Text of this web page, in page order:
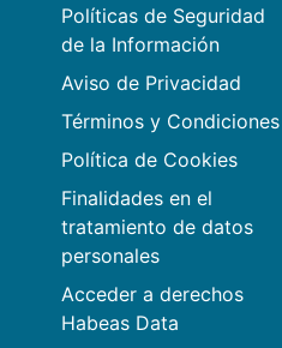
Políticas de Seguridad
de la Información
Aviso de Privacidad
Términos y Condiciones
Política de Cookies
Finalidades en el
tratamiento de datos
personales
Acceder a derechos
Habeas Data